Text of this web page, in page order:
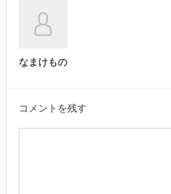
なまけもの
コメントを残す